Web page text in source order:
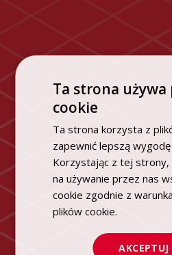
Ta strona
cookie
Ta strona korzysta z
zapewnić lepszą
Korzystając z tej
na używanie przez nas
cookie zgodnie z
plików cookie.
AKCEPTUJ